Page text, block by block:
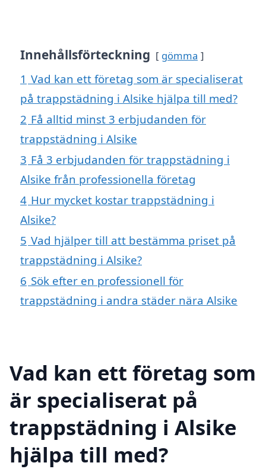
Innehållsförteckning gömma
1 Vad kan ett företag som är specialiserat
på trappstädning i Alsike hjälpa till med?
2 Få alltid minst 3 erbjudanden för
trappstädning i Alsike
3 Få 3 erbjudanden för trappstädning i
Alsike från professionella företag
4 Hur mycket kostar trappstädning i
Alsike?
5 Vad hjälper till att bestämma priset på
trappstädning i Alsike?
6 Sök efter en professionell för
trappstädning i andra städer nära Alsike
Vad kan ett företag som
är specialiserat på
trappstädning i Alsike
hjälpa till med?